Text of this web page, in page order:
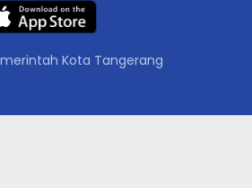
Kota Tangerang